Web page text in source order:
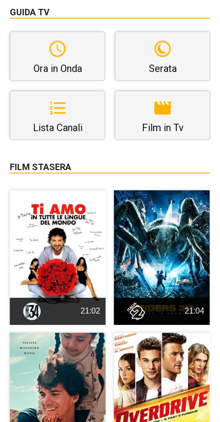
GUIDA TV
Ora in Onda Serata
Lista Canali Film in Tv
FILM STASERA
21:02 21:04